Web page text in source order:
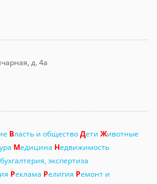
д. 4а
Власть и обществоДети Животные
Медицина Недвижимость
экспертиза
Реклама Религия Ремонт и